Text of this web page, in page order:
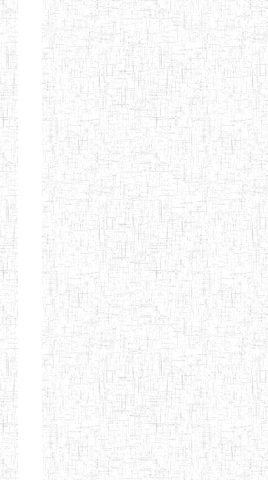
Afficher Page 2 sur 13 Total: 307
FIERTE
ENIEG TAGA 02/09/2014 ENIEG Privé
ENIET
SIANTOU
04/02/2014 ENIET Privé
ENIEG PRIVEE
GOLDEN
28/08/2009 ENIEG Privé
ENIEG
BILINGUE LE
GRAND
28/12/2007 ENIEG Privé
ENIEG
BILINGUE
VIVA
EDUCATION
15/04/2014 ENIEG Privé
ENIEG PRIVEE
MERE
THERESA
20/08/2015 ENIEG Privé
ENIEG COSBIE 28/08/2009 ENIEG Privé
ENIEG STAR 28/12/2007 ENIEG Privé
ENIEG MEVEC 02/07/2012 ENIEG Privé